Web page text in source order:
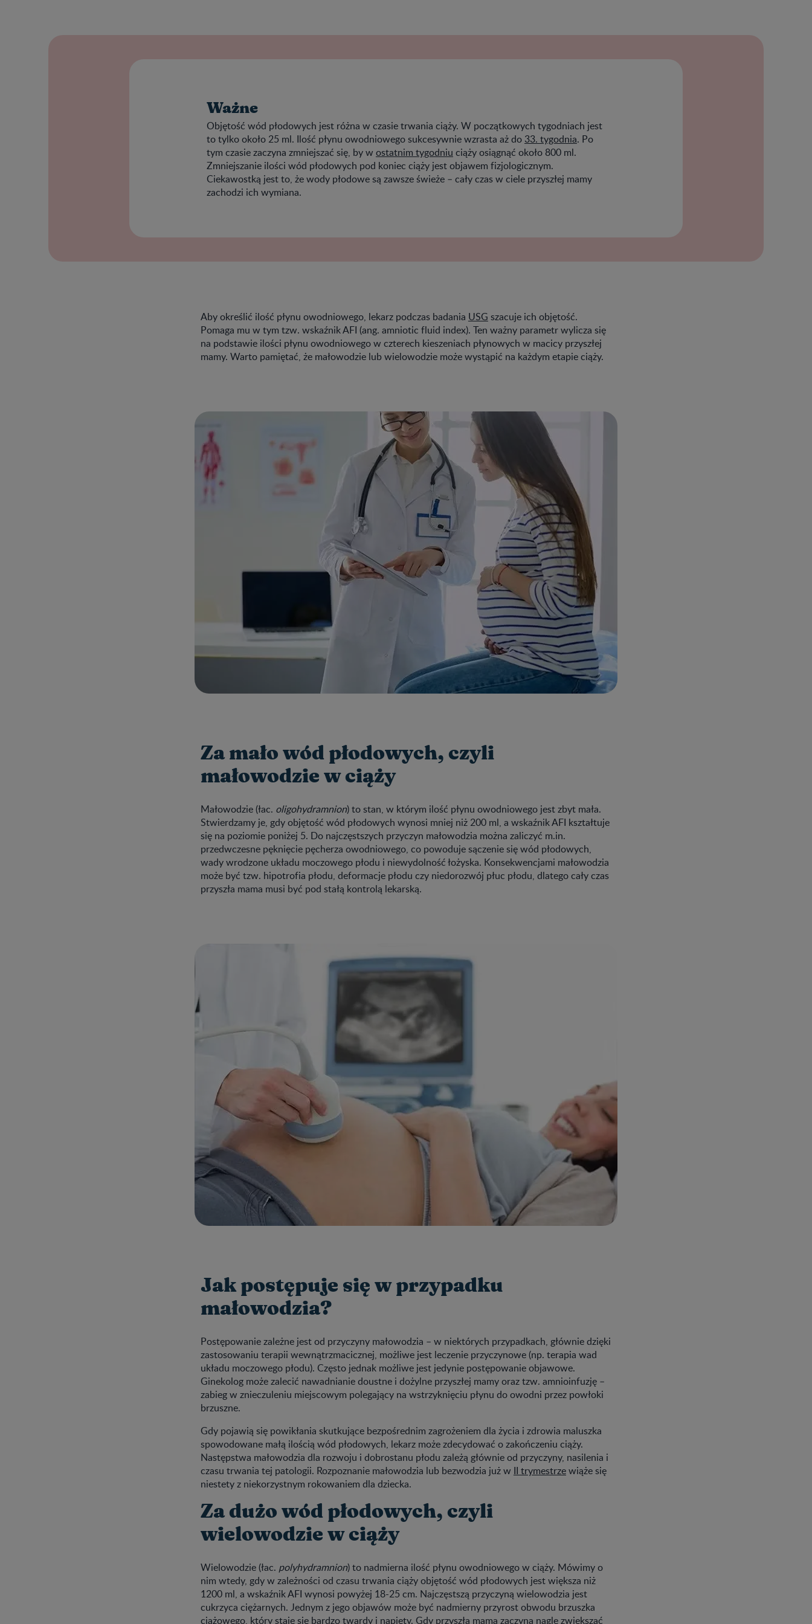
Ważne
Objętość wód płodowych jest różna w czasie trwania ciąży. W początkowych tygodniach jest
to tylko około 25 ml. Ilość płynu owodniowego sukcesywnie wzrasta aż do 33. tygodnia. Po
tym czasie zaczyna zmniejszać się, by w ostatnim tygodniu ciąży osiągnąć około 800 ml.
Zmniejszanie ilości wód płodowych pod koniec ciąży jest objawem fizjologicznym.
Ciekawostką jest to, że wody płodowe są zawsze świeże – cały czas w ciele przyszłej mamy
zachodzi ich wymiana.
Aby określić ilość płynu owodniowego, lekarz podczas badania USG szacuje ich objętość.
Pomaga mu w tym tzw. wskaźnik AFI (ang. amniotic fluid index). Ten ważny parametr wylicza się
na podstawie ilości płynu owodniowego w czterech kieszeniach płynowych w macicy przyszłej
mamy. Warto pamiętać, że małowodzie lub wielowodzie może wystąpić na każdym etapie ciąży.
Za mało wód płodowych, czyli
małowodzie w ciąży
Małowodzie (łac. oligohydramnion) to stan, w którym ilość płynu owodniowego jest zbyt mała.
Stwierdzamy je, gdy objętość wód płodowych wynosi mniej niż 200 ml, a wskaźnik AFI kształtuje
się na poziomie poniżej 5. Do najczęstszych przyczyn małowodzia można zaliczyć m.in.
przedwczesne pęknięcie pęcherza owodniowego, co powoduje sączenie się wód płodowych,
wady wrodzone układu moczowego płodu i niewydolność łożyska. Konsekwencjami małowodzia
może być tzw. hipotrofia płodu, deformacje płodu czy niedorozwój płuc płodu, dlatego cały czas
przyszła mama musi być pod stałą kontrolą lekarską.
Jak postępuje się w przypadku
małowodzia?
Postępowanie zależne jest od przyczyny małowodzia – w niektórych przypadkach, głównie dzięki
zastosowaniu terapii wewnątrzmacicznej, możliwe jest leczenie przyczynowe (np. terapia wad
układu moczowego płodu). Często jednak możliwe jest jedynie postępowanie objawowe.
Ginekolog może zalecić nawadnianie doustne i dożylne przyszłej mamy oraz tzw. amnioinfuzję –
zabieg w znieczuleniu miejscowym polegający na wstrzyknięciu płynu do owodni przez powłoki
brzuszne.
Gdy pojawią się powikłania skutkujące bezpośrednim zagrożeniem dla życia i zdrowia maluszka
spowodowane małą ilością wód płodowych, lekarz może zdecydować o zakończeniu ciąży.
Następstwa małowodzia dla rozwoju i dobrostanu płodu zależą głównie od przyczyny, nasilenia i
czasu trwania tej patologii. Rozpoznanie małowodzia lub bezwodzia już w II trymestrzewiąże się
niestety z niekorzystnym rokowaniem dla dziecka.
Za dużo wód płodowych, czyli
wielowodzie w ciąży
Wielowodzie (łac. polyhydramnion) to nadmierna ilość płynu owodniowego w ciąży. Mówimy o
nim wtedy, gdy w zależności od czasu trwania ciąży objętość wód płodowych jest większa niż
1200 ml, a wskaźnik AFI wynosi powyżej 18-25 cm. Najczęstszą przyczyną wielowodzia jest
cukrzyca ciężarnych. Jednym z jego objawów może być nadmierny przyrost obwodu brzuszka
ciążowego, który staje się bardzo twardy i napięty. Gdy przyszła mama zaczyna nagle zwiększać